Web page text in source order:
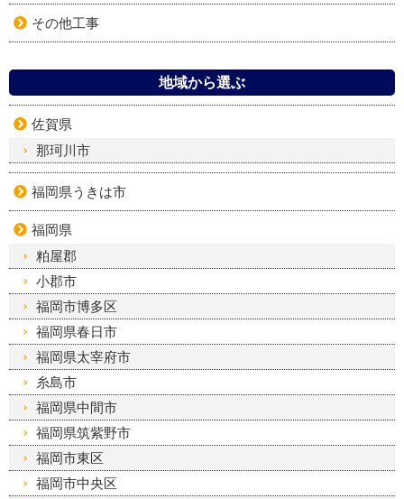
その他工事
地域から選ぶ
佐賀県
那珂川市
福岡県うきは市
福岡県
粕屋郡
小郡市
福岡市博多区
福岡県春日市
福岡県太宰府市
糸島市
福岡県中間市
福岡県筑紫野市
福岡市東区
福岡市中央区